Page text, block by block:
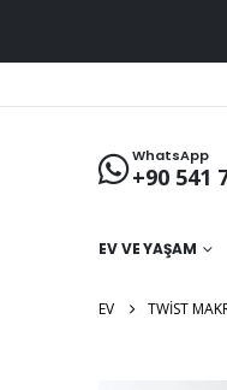
WhatsApp
+90 541
EV VE YAŞAM
EV TWIST